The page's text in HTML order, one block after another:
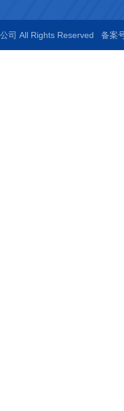
司 All Rights Reserved 备案